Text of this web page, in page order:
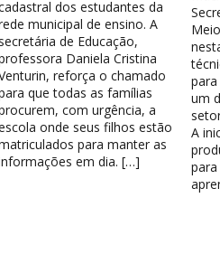
dos estudantes da
municipal de ensino. A
secretária de Educação,
Daniela Cristina
reforça o chamado
que todas as famílias
com urgência, a
onde seus filhos estão
para manter as
em dia. […]
um
A